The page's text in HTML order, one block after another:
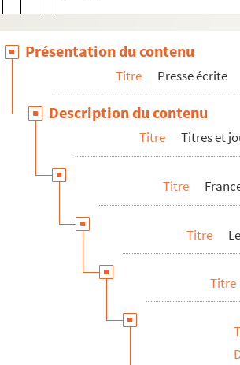
O
R
S
Divers
Les événements
Présentation du contenu
Titre Presse écrite
Description du contenu
Titre Titres et
Titre
Titre
Titre